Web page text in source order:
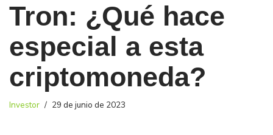
Tron: ¿Qué hace
especial a esta
criptomoneda?
Investor 29 de junio de 2023